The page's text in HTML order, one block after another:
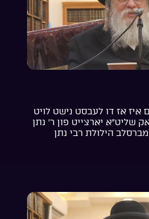
איז אז דו לעבסט נישט לויט
שליט”א יארצייט פון ר’ נתן
הילולת רבי נתן